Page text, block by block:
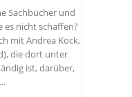
Sachbücher und
es nicht schaffen?
mit Andrea Kock,
die dort unter
ist, darüber,